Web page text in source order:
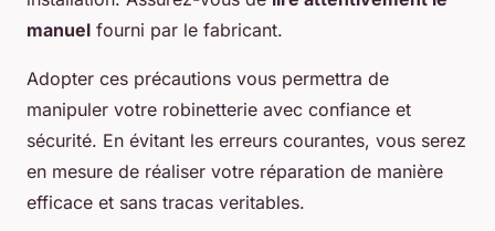
manuel fourni par le fabricant.
Adopter ces précautions vous permettra de
manipuler votre robinetterie avec confiance et
sécurité. En évitant les erreurs courantes, vous serez
en mesure de réaliser votre réparation de manière
efficace et sans tracas veritables.